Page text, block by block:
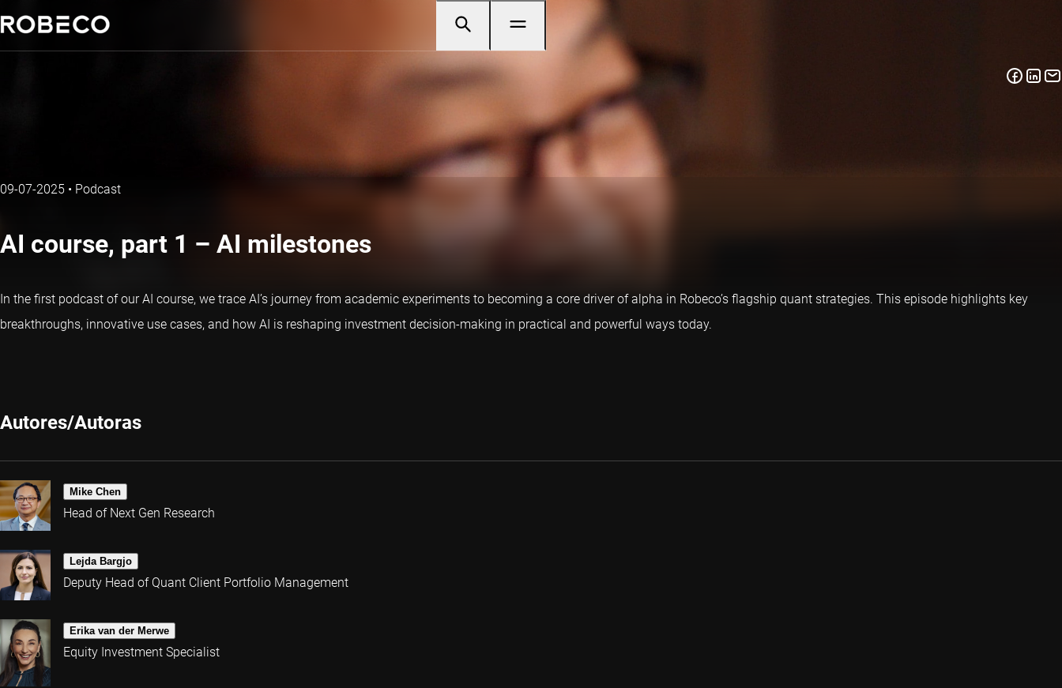
09-07-2025 • Podcast
AI course, part 1 – AI milestones
In the first podcast of our AI course, we trace AI’s journey from academic experiments to becoming a core driver of alpha in Robeco’s flagship quant strategies. This episode highlights key
breakthroughs, innovative use cases, and how AI is reshaping investment decision-making in practical and powerful ways today.
Autores/Autoras
Mike Chen
Head of Next Gen Research
Lejda Bargjo
Deputy Head of Quant Client Portfolio Management
Erika van der Merwe
Equity Investment Specialist